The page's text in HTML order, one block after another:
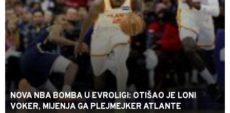
NOVA NBA BOMBA U EVROLIGI: OTIŠAO JE LONI
VOKER, MIJENJA GA PLEJMEJKER ATLANTE